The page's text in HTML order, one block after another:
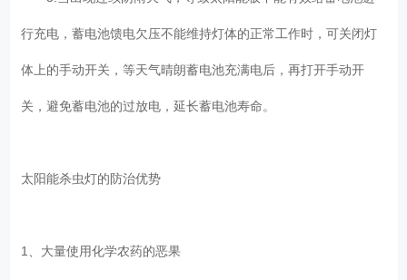
行充电，蓄电池馈电欠压不能维持灯体的正常工作时，可关闭灯
体上的手动开关，等天气晴朗蓄电池充满电后，再打开手动开
关，避免蓄电池的过放电，延长蓄电池寿命。
太阳能杀虫灯的防治优势
1、大量使用化学农药的恶果